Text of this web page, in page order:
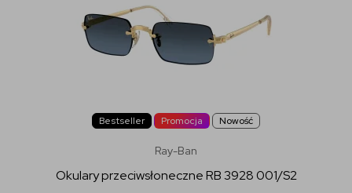
Bestseller Promocja Nowość
Ray-Ban
Okulary przeciwsłoneczne RB 3928 001/S2